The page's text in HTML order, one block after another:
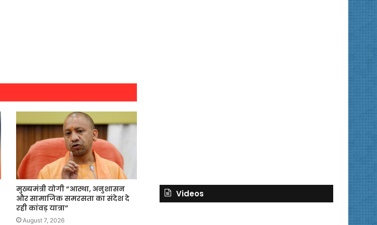
मुख्यमंत्री योगी “आस्था, अनुशासन
और सामाजिक समरसता का संदेश दे
रही कांवड़ यात्रा”
August 7, 2026
Videos